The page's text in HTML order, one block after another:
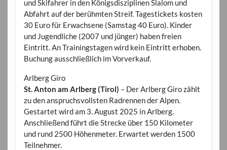
und Skifahrer in den Königsdisziplinen Slalom und
Abfahrt auf der berühmten Streif. Tagestickets kosten
30 Euro für Erwachsene (Samstag 40 Euro). Kinder
und Jugendliche (2007 und jünger) haben freien
Eintritt. An Trainingstagen wird kein Eintritt erhoben.
Buchung ausschließlich im Vorverkauf.
Arlberg Giro
St. Anton am Arlberg (Tirol) – Der Arlberg Giro zählt
zu den anspruchsvollsten Radrennen der Alpen.
Gestartet wird am 3. August 2025 in Arlberg.
Anschließend führt die Strecke über 150 Kilometer
und rund 2500 Höhenmeter. Erwartet werden 1500
Teilnehmer.